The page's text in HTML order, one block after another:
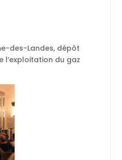
des-Landes, dépôt
l’exploitation du gaz